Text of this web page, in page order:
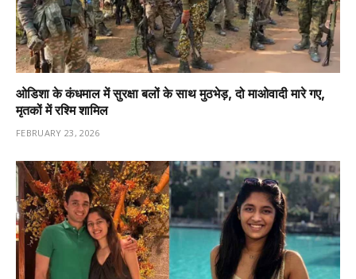
ओडिशा के कंधमाल में सुरक्षा बलों के साथ मुठभेड़, दो माओवादी मारे गए,
मृतकों में रश्मि शामिल
FEBRUARY 23, 2026